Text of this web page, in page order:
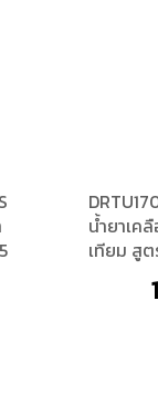
น้ำยาเค
เทียม สู